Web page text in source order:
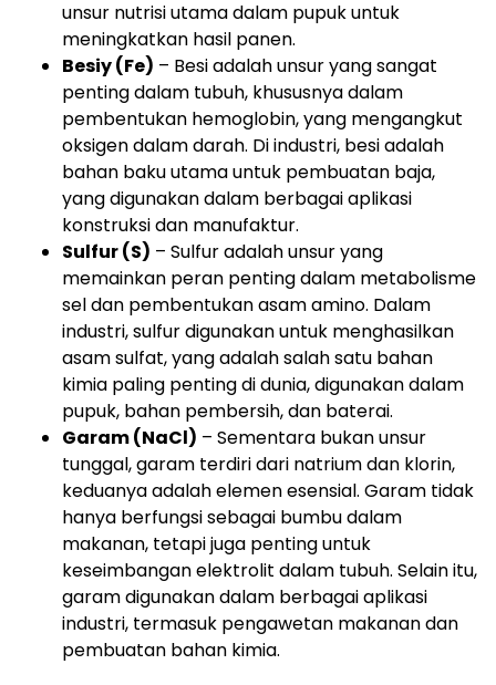
unsur nutrisi utama dalam pupuk untuk
meningkatkan hasil panen.
Besiy (Fe) – Besi adalah unsur yang sangat
penting dalam tubuh, khususnya dalam
pembentukan hemoglobin, yang mengangkut
oksigen dalam darah. Di industri, besi adalah
bahan baku utama untuk pembuatan baja,
yang digunakan dalam berbagai aplikasi
konstruksi dan manufaktur.
Sulfur (S) – Sulfur adalah unsur yang
memainkan peran penting dalam metabolisme
sel dan pembentukan asam amino. Dalam
industri, sulfur digunakan untuk menghasilkan
asam sulfat, yang adalah salah satu bahan
kimia paling penting di dunia, digunakan dalam
pupuk, bahan pembersih, dan baterai.
Garam (NaCl) – Sementara bukan unsur
tunggal, garam terdiri dari natrium dan klorin,
keduanya adalah elemen esensial. Garam tidak
hanya berfungsi sebagai bumbu dalam
makanan, tetapi juga penting untuk
keseimbangan elektrolit dalam tubuh. Selain itu,
garam digunakan dalam berbagai aplikasi
industri, termasuk pengawetan makanan dan
pembuatan bahan kimia.